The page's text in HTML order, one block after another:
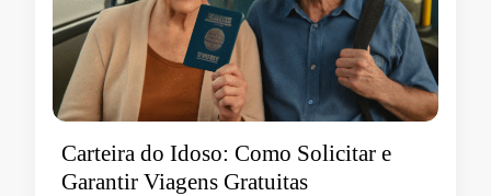
Carteira do Idoso: Como Solicitar e
Garantir Viagens Gratuitas